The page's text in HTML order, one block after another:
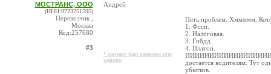
МОСТРАНС, ООО
(ИНН:9723251595)
Перевозчик ,
Москва
Код:257680
#3
Андрей
* контакт был изменен или
удален
Пять проблем. Хммммм.
1. Фссп.
2. Налоговая.
3. Гибдд.
4. Платон.
достается водителям. Тут
убытков.